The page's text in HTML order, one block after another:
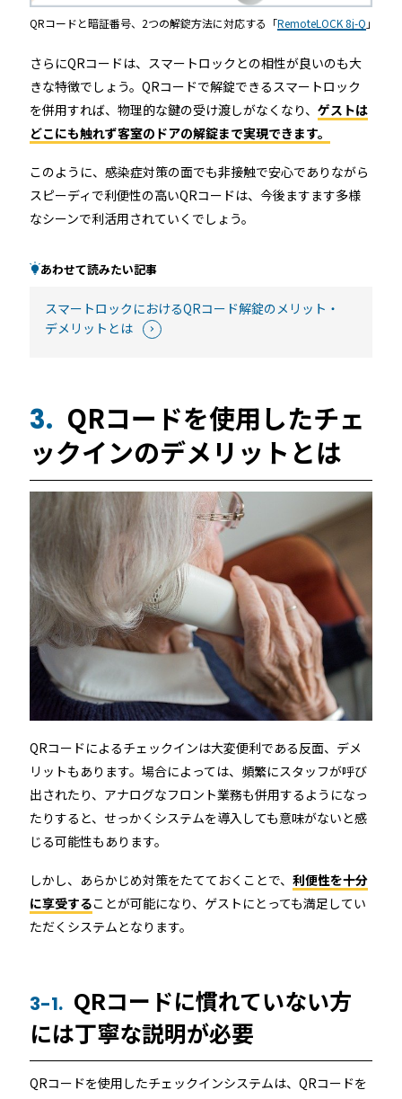
QRコードと暗証番号、2つの解錠方法に対応する「RemoteLOCK 8j-Q 」
さらにQRコードは、スマートロックとの相性が良いのも大
きな特徴でしょう。QRコードで解錠できるスマートロック
を併用すれば、物理的な鍵の受け渡しがなくなり、 ゲストは
どこにも触れず客室のドアの解錠まで実現できます。
このように、感染症対策の面でも非接触で安心でありながら
スピーディで利便性の高いQRコードは、今後ますます多様
なシーンで利活用されていくでしょう。
あわせて読みたい記事
スマートロックにおけるQRコード解錠のメリット・
デメリットとは
3. QRコードを使用したチェ
ックインのデメリットとは
QRコードによるチェックインは大変便利である反面、デメ
リットもあります。場合によっては、頻繁にスタッフが呼び
出されたり、アナログなフロント業務も併用するようになっ
たりすると、せっかくシステムを導入しても意味がないと感
じる可能性もあります。
しかし、あらかじめ対策をたてておくことで、 利便性を十分
に享受することが可能になり、ゲストにとっても満足してい
ただくシステムとなります。
3-1. QRコードに慣れていない方
には丁寧な説明が必要
QRコードを使用したチェックインシステムは、QRコードを